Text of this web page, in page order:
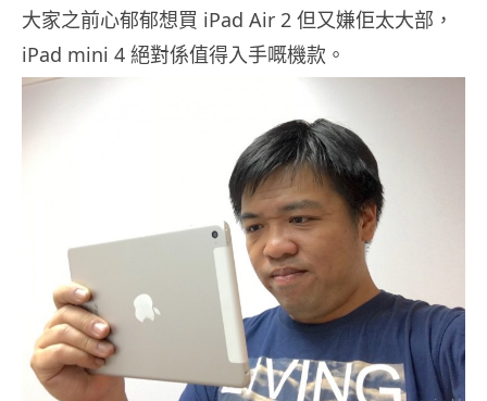
大家之前心郁郁想買 iPad Air 2 但又嫌佢太大部，
iPad mini 4 絕對係值得入手嘅機款。